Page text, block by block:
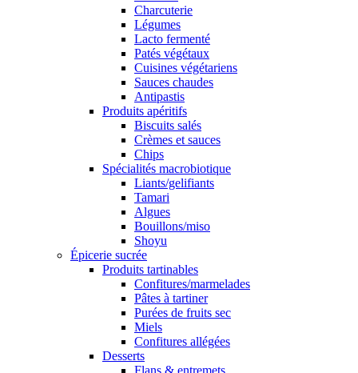
Charcuterie
Légumes
Lacto fermenté
Patés végétaux
Cuisines végétariens
Sauces chaudes
Antipastis
Produits apéritifs
Biscuits salés
Crèmes et sauces
Chips
Spécialités macrobiotique
Liants/gelifiants
Tamari
Algues
Bouillons/miso
Shoyu
Épicerie sucrée
Produits tartinables
Confitures/marmelades
Pâtes à tartiner
Purées de fruits sec
Miels
Confitures allégées
Desserts